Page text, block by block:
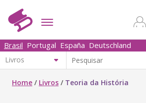
Brasil Portugal España Deutschland
Home / Livros / Teoria da História